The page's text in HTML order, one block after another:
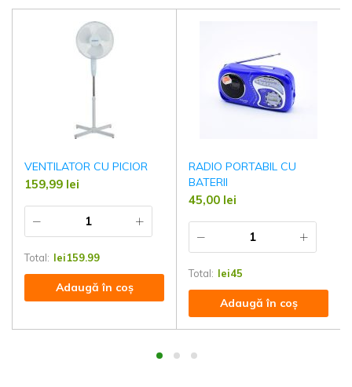
VENTILATOR CU PICIOR
159,99 lei
Total: lei159.99
Adaugă în coș
RADIO PORTABIL CU
BATERII
45,00 lei
Total: lei45
Adaugă în coș